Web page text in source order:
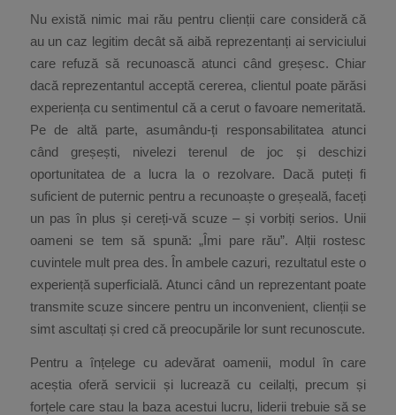
Nu există nimic mai rău pentru clienții care consideră că
au un caz legitim decât să aibă reprezentanți ai serviciului
care refuză să recunoască atunci când greșesc. Chiar
dacă reprezentantul acceptă cererea, clientul poate părăsi
experiența cu sentimentul că a cerut o favoare nemeritată.
Pe de altă parte, asumându-ți responsabilitatea atunci
când greșești, nivelezi terenul de joc și deschizi
oportunitatea de a lucra la o rezolvare. Dacă puteți fi
suficient de puternic pentru a recunoaște o greșeală, faceți
un pas în plus și cereți-vă scuze – și vorbiți serios. Unii
oameni se tem să spună: „Îmi pare rău”. Alții rostesc
cuvintele mult prea des. În ambele cazuri, rezultatul este o
experiență superficială. Atunci când un reprezentant poate
transmite scuze sincere pentru un inconvenient, clienții se
simt ascultați și cred că preocupările lor sunt recunoscute.
Pentru a înțelege cu adevărat oamenii, modul în care
aceștia oferă servicii și lucrează cu ceilalți, precum și
forțele care stau la baza acestui lucru, liderii trebuie să se